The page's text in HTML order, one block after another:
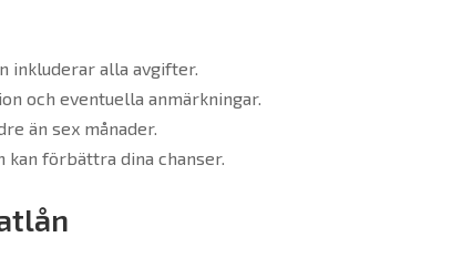
inkluderar alla avgifter.
och eventuella anmärkningar.
än sex månader.
kan förbättra dina chanser.